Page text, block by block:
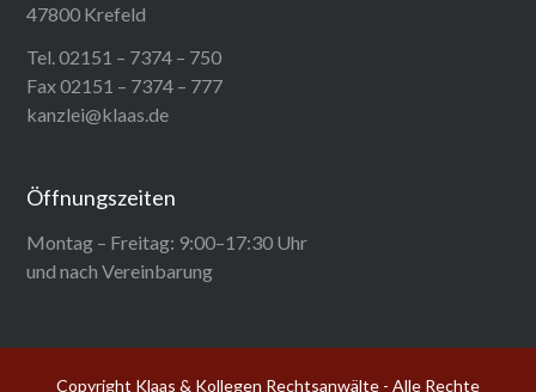
47800 Krefeld
Tel. 02151 – 7374 – 750
Fax 02151 – 7374 – 777
kanzlei@klaas.de
Öffnungszeiten
Montag – Freitag: 9:00–17:30 Uhr
und nach Vereinbarung
Copyright Klaas & Kollegen Rechtsanwälte - Alle Rechte